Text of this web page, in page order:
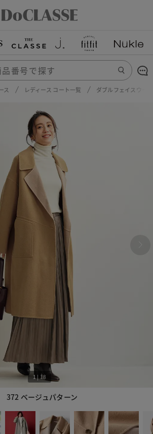
ス レディース コート一覧 ダブルフェイスウー
372 ベージュパターン
1|18